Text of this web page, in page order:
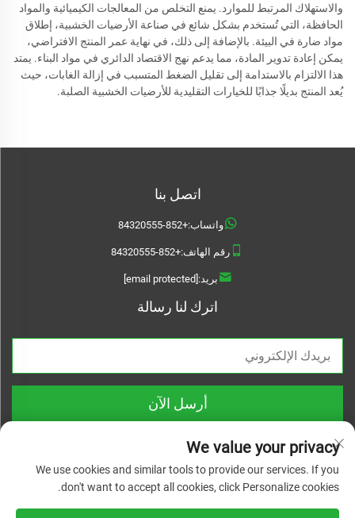
والاستهلاك المرتبط للموارد. يمنع التخلص من المعالجات الكيميائية والمواد
الحافظة، التي تُستخدم بشكل شائع في صناعة الأرضيات الخشبية، إطلاق
مواد ضارة في البيئة. بالإضافة إلى ذلك، في نهاية عمر المنتج الافتراضي،
يمكن إعادة تدوير المادة، مما يدعم نهج الاقتصاد الدائري في مواد البناء. يمتد
هذا الالتزام بالاستدامة إلى تقليل الضغط المتسبب في إزالة الغابات، حيث
يُعد المنتج بديلًا جذابًا للخيارات التقليدية للأرضيات الخشبية الصلبة.
اتصل بنا
واتساب:+852-84320555
رقم الهاتف:+852-84320555
بريد:[email protected]
اترك لنا رسالة
أرسل الآن
We value your privacy
We use cookies and similar tools to provide our services. If you
don't want to accept all cookies, click Personalize cookies.